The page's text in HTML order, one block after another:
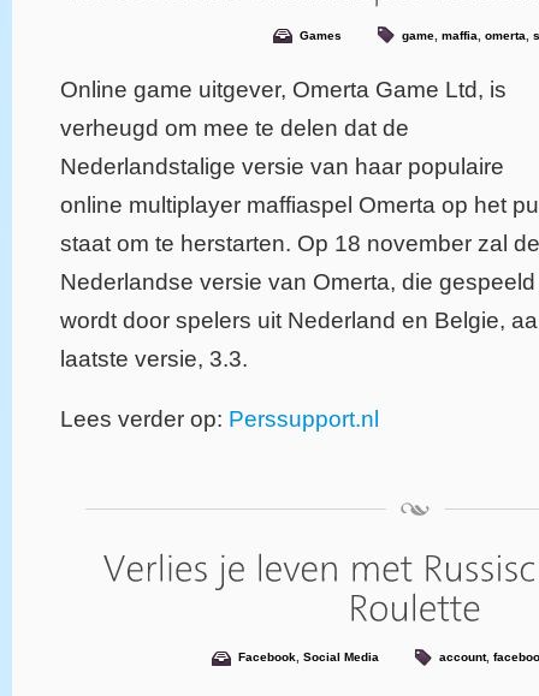
Games game maffia omerta
Online game uitgever, Omerta Game Ltd, is
verheugd om mee te delen dat de
Nederlandstalige versie van haar populaire
online multiplayer maffiaspel Omerta op het
staat om te herstarten. Op 18 november zal de
Nederlandse versie van Omerta, die gespeeld
wordt door spelers uit Nederland en Belgie,
laatste versie, 3.3.
Lees verder op: Perssupport.nl
Facebook, Social Media account,